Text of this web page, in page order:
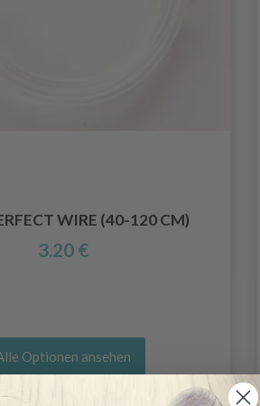
WIRE (40-120 CM)
3.20 €
Optionen ansehen